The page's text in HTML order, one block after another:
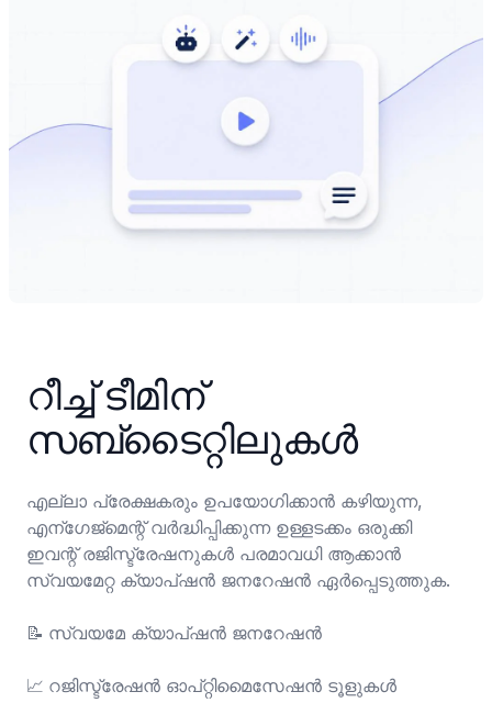
റീച്ച് ടീമിന്
സബ്ടൈറ്റിലുകൾ
എല്ലാ പ്രേക്ഷകരും ഉപയോഗിക്കാൻ കഴിയുന്ന,
എന്ഗേജ്മെന്റ് വർദ്ധിപ്പിക്കുന്ന ഉള്ളടക്കം ഒരുക്കി
ഇവന്റ് രജിസ്ട്രേഷനുകൾ പരമാവധി ആക്കാൻ
സ്വയമേറ്റ ക്യാപ്ഷൻ ജനറേഷൻ ഏർപ്പെടുത്തുക.
📝	സ്വയമേ ക്യാപ്ഷൻ ജനറേഷൻ
📈	റജിസ്ട്രേഷൻ ഓപ്റ്റിമൈസേഷൻ ടൂളുകൾ